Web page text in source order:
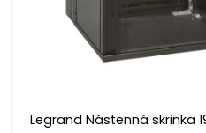
Legrand Nástenná skrinka